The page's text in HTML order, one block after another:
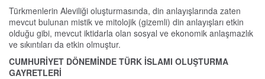
Türkmenlerin Aleviliği oluşturmasında, din anlayışlarında zaten
mevcut bulunan mistik ve mitolojik (gizemli) din anlayışları etkin
olduğu gibi, mevcut iktidarla olan sosyal ve ekonomik anlaşmazlık
ve sıkıntıları da etkin olmuştur.
CUMHURİYET DÖNEMİNDE TÜRK İSLAMI OLUŞTURMA
GAYRETLERİ